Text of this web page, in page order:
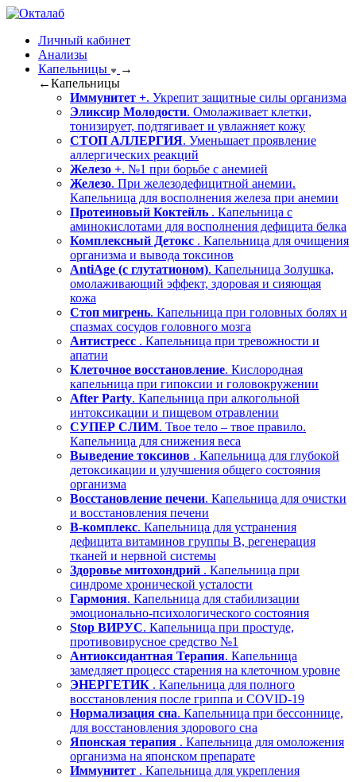
Личный кабинет
Анализы
Капельницы
→
←Капельницы
Иммунитет +. Укрепит защитные силы организма
Эликсир Молодости. Омолаживает клетки,
тонизирует, подтягивает и увлажняет кожу
СТОП АЛЛЕРГИЯ. Уменьшает проявление
аллергических реакций
Железо +. №1 при борьбе с анемией
Железо. При железодефицитной анемии.
Капельница для восполнения железа при анемии
Протеиновый Коктейль . Капельница с
аминокислотами для восполнения дефицита белка
Комплексный Детокс . Капельница для очищения
организма и вывода токсинов
AntiAge (с глутатионом). Капельница Золушка,
омолаживающий эффект, здоровая и сияющая
кожа
Стоп мигрень. Капельница при головных болях и
спазмах сосудов головного мозга
Антистресс . Капельница при тревожности и
апатии
Клеточное восстановление. Кислородная
капельница при гипоксии и головокружении
After Party. Капельница при алкогольной
интоксикации и пищевом отравлении
СУПЕР СЛИМ. Твое тело – твое правило.
Капельница для снижения веса
Выведение токсинов . Капельница для глубокой
детоксикации и улучшения общего состояния
организма
Восстановление печени. Капельница для очистки
и восстановления печени
В-комплекс. Капельница для устранения
дефицита витаминов группы В, регенерация
тканей и нервной системы
Здоровье митохондрий . Капельница при
синдроме хронической усталости
Гармония. Капельница для стабилизации
эмоционально-психологического состояния
Stop ВИРУС. Капельница при простуде,
противовирусное средство №1
Антиоксидантная Терапия. Капельница
замедляет процесс старения на клеточном уровне
ЭНЕРГЕТИК . Капельница для полного
восстановления после гриппа и COVID-19
Нормализация сна. Капельница при бессоннице,
для восстановления здорового сна
Японская терапия . Капельница для омоложения
организма на японском препарате
Иммунитет . Капельница для укрепления